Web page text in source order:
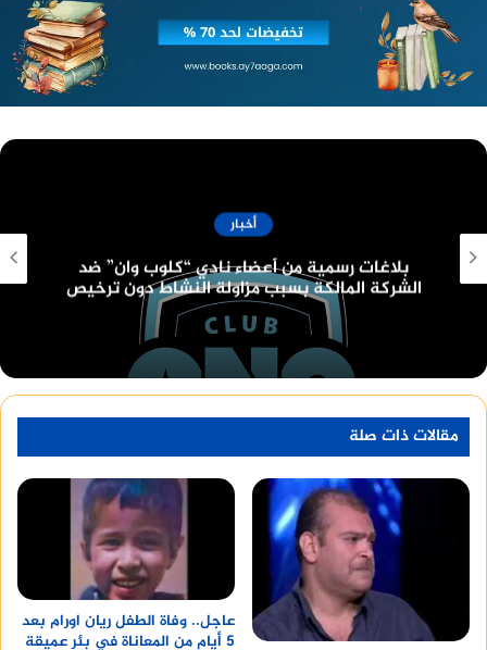
أخبار
قانون البناء الموحد الجديد وعدد الأدوار المسموح
بها
مقالات ذات صلة
عاجل.. وفاة الطفل ريان اورام بعد
5 أيام من المعاناة في بئر عميقة